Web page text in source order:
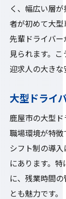
く、幅広い層
者が初めて大型
先輩ドライバー
見られます。
迎求人の大きな
大型ドライ
鹿屋市の大型
職場環境が特徴
シフト制の導
にあります。
に、残業時間
とも魅力です。